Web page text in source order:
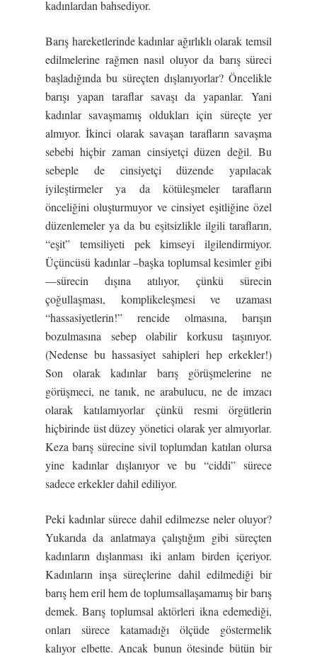
kadınlardan bahsediyor.
Barış hareketlerinde kadınlar ağırlıklı olarak temsil
edilmelerine rağmen nasıl oluyor da barış süreci
başladığında bu süreçten dışlanıyorlar? Öncelikle
barışı yapan taraflar savaşı da yapanlar. Yani
kadınlar savaşmamış oldukları için süreçte yer
almıyor. İkinci olarak savaşan tarafların savaşma
sebebi hiçbir zaman cinsiyetçi düzen değil. Bu
sebeple de cinsiyetçi düzende yapılacak
iyileştirmeler ya da kötüleşmeler tarafların
önceliğini oluşturmuyor ve cinsiyet eşitliğine özel
düzenlemeler ya da bu eşitsizlikle ilgili tarafların,
“eşit” temsiliyeti pek kimseyi ilgilendirmiyor.
Üçüncüsü kadınlar –başka toplumsal kesimler gibi
—sürecin dışına atılıyor, çünkü sürecin
çoğullaşması, komplikeleşmesi ve uzaması
“hassasiyetlerin!” rencide olmasına, barışın
bozulmasına sebep olabilir korkusu taşınıyor.
(Nedense bu hassasiyet sahipleri hep erkekler!)
Son olarak kadınlar barış görüşmelerine ne
görüşmeci, ne tanık, ne arabulucu, ne de imzacı
olarak katılamıyorlar çünkü resmi örgütlerin
hiçbirinde üst düzey yönetici olarak yer almıyorlar.
Keza barış sürecine sivil toplumdan katılan olursa
yine kadınlar dışlanıyor ve bu “ciddi” sürece
sadece erkekler dahil ediliyor.
Peki kadınlar sürece dahil edilmezse neler oluyor?
Yukarıda da anlatmaya çalıştığım gibi süreçten
kadınların dışlanması iki anlam birden içeriyor.
Kadınların inşa süreçlerine dahil edilmediği bir
barış hem eril hem de toplumsallaşamamış bir barış
demek. Barış toplumsal aktörleri ikna edemediği,
onları sürece katamadığı ölçüde göstermelik
kalıyor elbette. Ancak bunun ötesinde bütün bir